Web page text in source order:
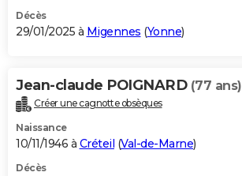
Décès
29/01/2025 à Migennes (Yonne)
Jean-claude POIGNARD (77 ans)
Créer une cagnotte obsèques
Naissance
10/11/1946 à Créteil (Val-de-Marne)
Décès